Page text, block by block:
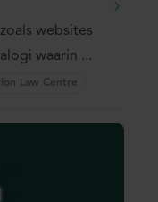
websites
waarin ...
Law Centre